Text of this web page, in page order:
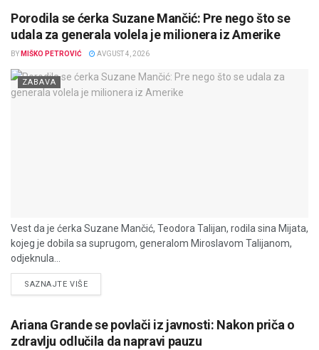
Porodila se ćerka Suzane Mančić: Pre nego što se
udala za generala volela je milionera iz Amerike
BY MIŠKO PETROVIĆ AVGUST 4, 2026
ZABAVA
Vest da je ćerka Suzane Mančić, Teodora Talijan, rodila sina Mijata,
kojeg je dobila sa suprugom, generalom Miroslavom Talijanom,
odjeknula...
SAZNAJTE VIŠEDETAILS
Ariana Grande se povlači iz javnosti: Nakon priča o
zdravlju odlučila da napravi pauzu